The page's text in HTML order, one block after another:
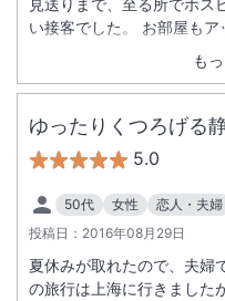
も
見送りまで、至る所でホス
い接客でした。 お部屋も
りがたかったです。素晴ら
た笑。お食事も全て美味し
また金沢へ旅行にいって滝
本当に素晴らしいお宿でし
ゆったりくつろげる
5.0
50代 女性
恋人・夫婦
投稿日： 2016年08月29日
夏休みが取れたので、夫婦
の旅行は上海に行きました